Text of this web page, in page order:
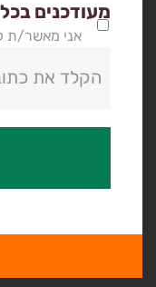
מעודכנים בכל
אני מאשר/ת